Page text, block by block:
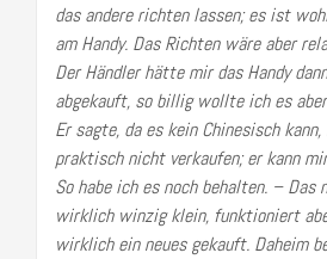
das andere richten lassen; es ist
am Handy. Das Richten wäre aber
Der Händler hätte mir das Handy
abgekauft, so billig wollte ich es
Er sagte, da es kein Chinesisch
praktisch nicht verkaufen; er kann
So habe ich es noch behalten. – Das
wirklich winzig klein, funktioniert
wirklich ein neues gekauft. Daheim